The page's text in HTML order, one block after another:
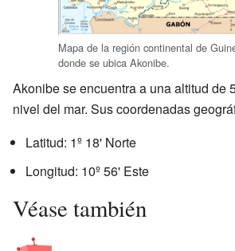
Mapa de la región continental de
donde se ubica Akonibe.
Akonibe se encuentra a una altitud de
nivel del mar. Sus coordenadas
Latitud: 1º 18' Norte
Longitud: 10º 56' Este
Véase también